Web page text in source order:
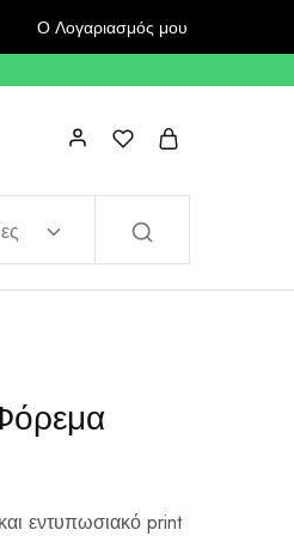
Ο Λογαριασμός μου
εντυπωσιακό print